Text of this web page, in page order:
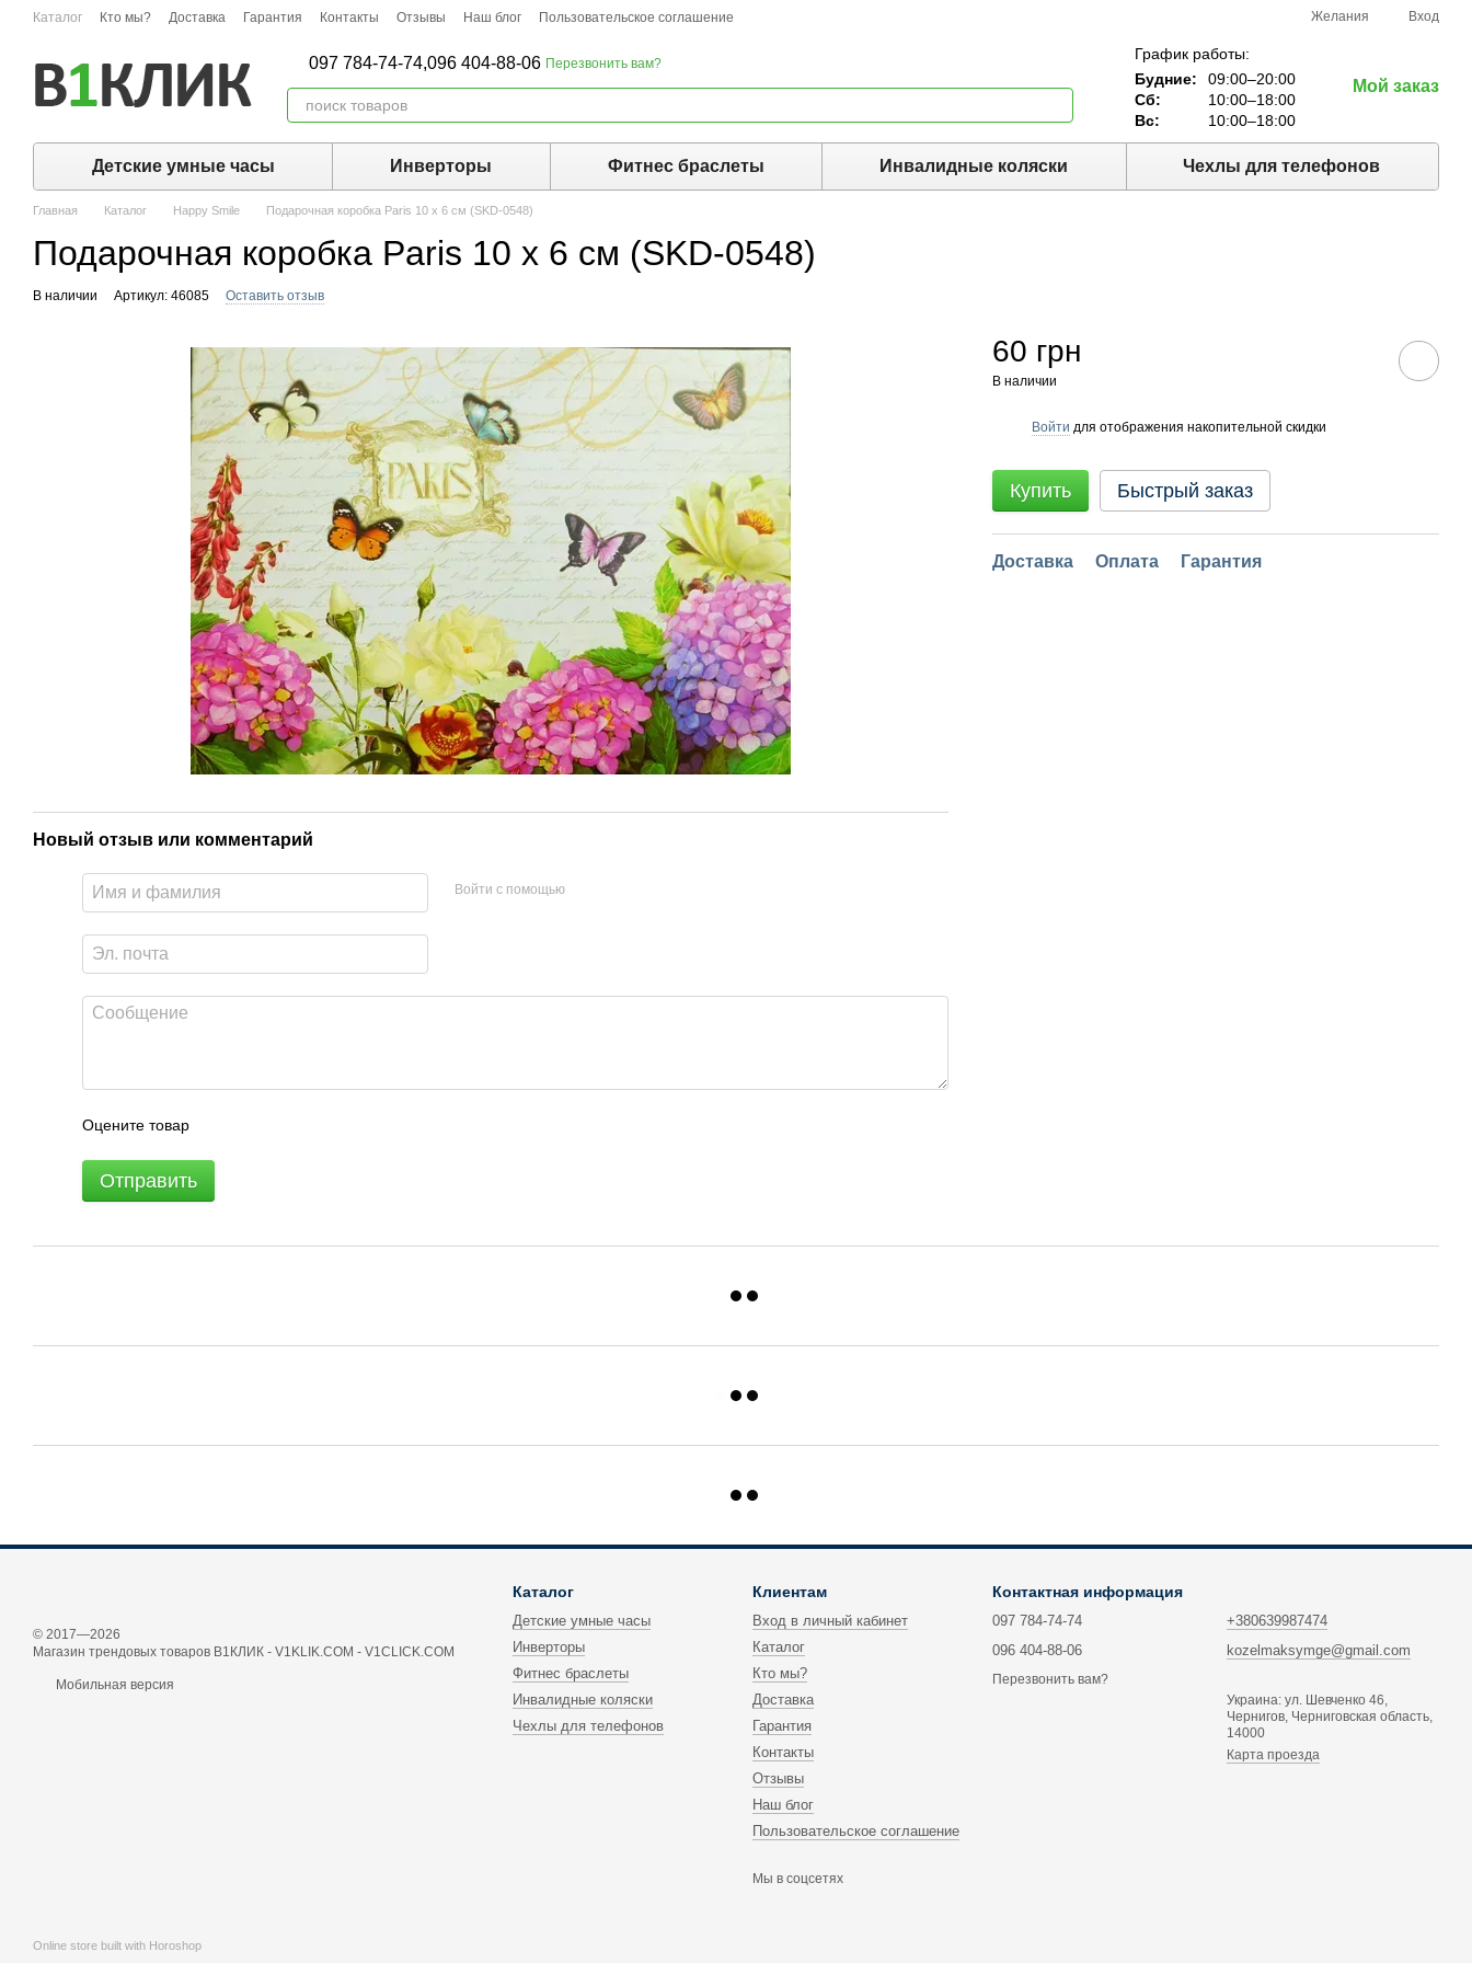
Перейти к основному контенту
Каталог Кто мы? Доставка Гарантия Контакты Отзывы Наш блог Пользовательское соглашение Желания Вход
097 784-74-74,096 404-88-06 Перезвонить вам?
График работы:
Будние:
09:00–20:00
Сб:
10:00–18:00
Вс:
10:00–18:00
Мой заказ
Детские умные часы Инверторы Фитнес браслеты Инвалидные коляски Чехлы для телефонов
Главная Каталог Happy Smile Подарочная коробка Paris 10 х 6 см (SKD-0548)
Подарочная коробка Paris 10 х 6 см (SKD-0548)
В наличии Артикул: 46085 Оставить отзыв
Новый отзыв или комментарий
Войти с помощью
Оцените товар
Отправить
60 грн
В наличии
Войти для отображения накопительной скидки
Купить Быстрый заказ
Доставка Оплата Гарантия
© 2017—2026
Магазин трендовых товаров В1КЛИК - V1KLIK.COM - V1CLICK.COM
Мобильная версия
Online store built with Horoshop
Каталог
Детские умные часы
Инверторы
Фитнес браслеты
Инвалидные коляски
Чехлы для телефонов
Клиентам
Вход в личный кабинет
Каталог
Кто мы?
Доставка
Гарантия
Контакты
Отзывы
Наш блог
Пользовательское соглашение
Мы в соцсетях
Контактная информация
097 784-74-74
096 404-88-06
Перезвонить вам?
+380639987474
kozelmaksymge@gmail.com
Украина: ул. Шевченко 46,
Чернигов, Черниговская область,
14000
Карта проезда